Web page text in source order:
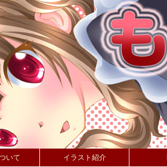
いて イラスト紹介